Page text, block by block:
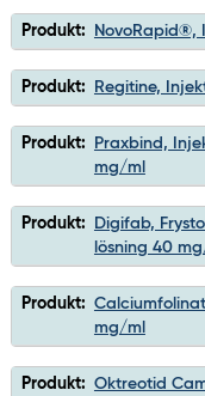
Produkt: NovoRapid®,
Produkt: Regitine,
Produkt:
Praxbind,
mg/ml
Produkt:
Digifab,
lösning 40
Produkt:
mg/ml
Produkt: Oktreotid